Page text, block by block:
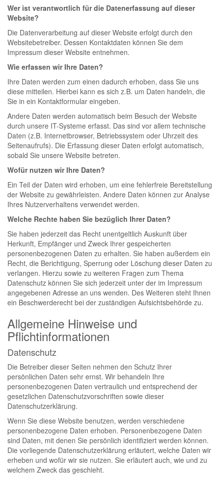
Wer ist verantwortlich für die Datenerfassung auf dieser
Website?
Die Datenverarbeitung auf dieser Website erfolgt durch den
Websitebetreiber. Dessen Kontaktdaten können Sie dem
Impressum dieser Website entnehmen.
Wie erfassen wir Ihre Daten?
Ihre Daten werden zum einen dadurch erhoben, dass Sie uns
diese mitteilen. Hierbei kann es sich z.B. um Daten handeln, die
Sie in ein Kontaktformular eingeben.
Andere Daten werden automatisch beim Besuch der Website
durch unsere IT-Systeme erfasst. Das sind vor allem technische
Daten (z.B. Internetbrowser, Betriebssystem oder Uhrzeit des
Seitenaufrufs). Die Erfassung dieser Daten erfolgt automatisch,
sobald Sie unsere Website betreten.
Wofür nutzen wir Ihre Daten?
Ein Teil der Daten wird erhoben, um eine fehlerfreie Bereitstellung
der Website zu gewährleisten. Andere Daten können zur Analyse
Ihres Nutzerverhaltens verwendet werden.
Welche Rechte haben Sie bezüglich Ihrer Daten?
Sie haben jederzeit das Recht unentgeltlich Auskunft über
Herkunft, Empfänger und Zweck Ihrer gespeicherten
personenbezogenen Daten zu erhalten. Sie haben außerdem ein
Recht, die Berichtigung, Sperrung oder Löschung dieser Daten zu
verlangen. Hierzu sowie zu weiteren Fragen zum Thema
Datenschutz können Sie sich jederzeit unter der im Impressum
angegebenen Adresse an uns wenden. Des Weiteren steht Ihnen
ein Beschwerderecht bei der zuständigen Aufsichtsbehörde zu.
Allgemeine Hinweise und
Pflichtinformationen
Datenschutz
Die Betreiber dieser Seiten nehmen den Schutz Ihrer
persönlichen Daten sehr ernst. Wir behandeln Ihre
personenbezogenen Daten vertraulich und entsprechend der
gesetzlichen Datenschutzvorschriften sowie dieser
Datenschutzerklärung.
Wenn Sie diese Website benutzen, werden verschiedene
personenbezogene Daten erhoben. Personenbezogene Daten
sind Daten, mit denen Sie persönlich identifiziert werden können.
Die vorliegende Datenschutzerklärung erläutert, welche Daten wir
erheben und wofür wir sie nutzen. Sie erläutert auch, wie und zu
welchem Zweck das geschieht.